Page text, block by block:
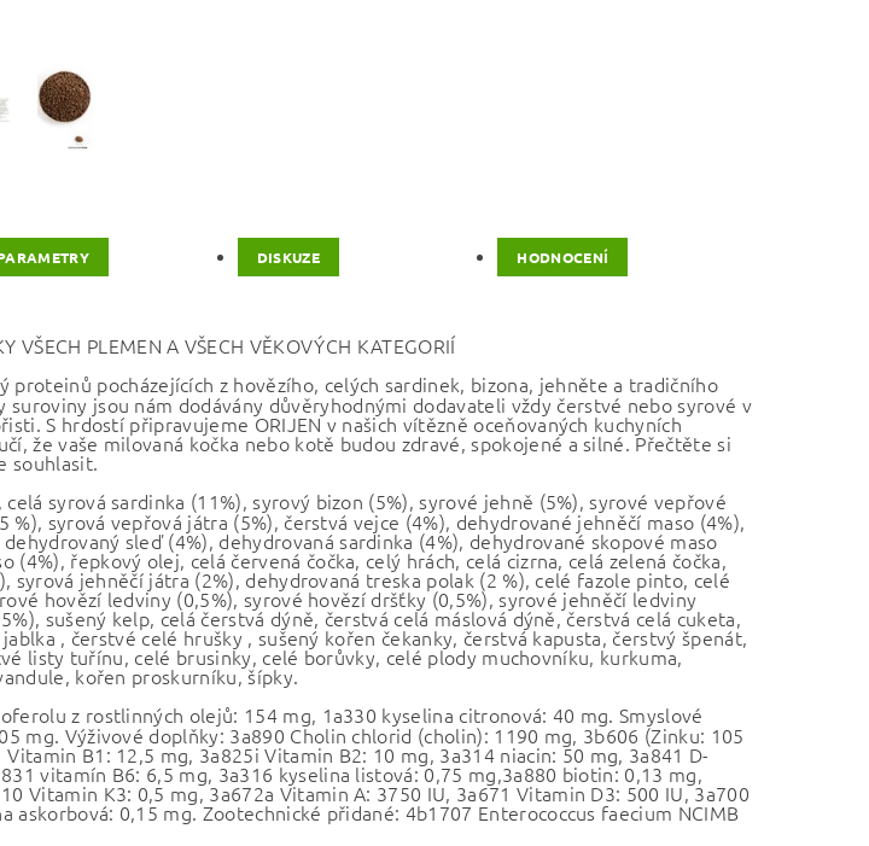
DISKUZE HODNOCENÍ
VŠECH PLEMEN A VŠECH VĚKOVÝCH KATEGORIÍ
proteinů pocházejících z hovězího, celých sardinek, bizona, jehněte a tradičního
suroviny jsou nám dodávány důvěryhodnými dodavateli vždy čerstvé nebo syrové v
S hrdostí připravujeme ORIJEN v našich vítězně oceňovaných kuchyních
že vaše milovaná kočka nebo kotě budou zdravé, spokojené a silné. Přečtěte si
souhlasit.
syrová sardinka (11%), syrový bizon (5%), syrové jehně (5%), syrové vepřové
%), syrová vepřová játra (5%), čerstvá vejce (4%), dehydrované jehněčí maso (4%),
sleď (4%), dehydrovaná sardinka (4%), dehydrované skopové maso
(4%), řepkový olej, celá červená čočka, celý hrách, celá cizrna, celá zelená čočka,
syrová jehněčí játra (2%), dehydrovaná treska polak (2 %), celé fazole pinto, celé
hovězí ledviny (0,5%), syrové hovězí dršťky (0,5%), syrové jehněčí ledviny
sušený kelp, celá čerstvá dýně, čerstvá celá máslová dýně, čerstvá celá cuketa,
, čerstvé celé hrušky , sušený kořen čekanky, čerstvá kapusta, čerstvý špenát,
listy tuřínu, celé brusinky, celé borůvky, celé plody muchovníku, kurkuma,
kořen proskurníku, šípky.
z rostlinných olejů: 154 mg, 1a330 kyselina citronová: 40 mg. Smyslové
mg. Výživové doplňky: 3a890 Cholin chlorid (cholin): 1190 mg, 3b606 (Zinku: 105
B1: 12,5 mg, 3a825i Vitamin B2: 10 mg, 3a314 niacin: 50 mg, 3a841 D-
vitamín B6: 6,5 mg, 3a316 kyselina listová: 0,75 mg,3a880 biotin: 0,13 mg,
Vitamin K3: 0,5 mg, 3a672a Vitamin A: 3750 IU, 3a671 Vitamin D3: 500 IU, 3a700
askorbová: 0,15 mg. Zootechnické přidané: 4b1707 Enterococcus faecium NCIMB